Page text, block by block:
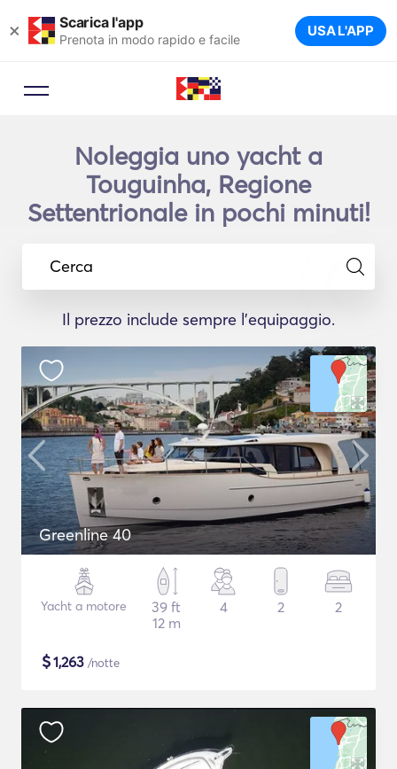
× Scarica l'app
Prenota in modo rapido e facile USA L'APP
Noleggia uno yacht a
Touguinha, Regione
Settentrionale in pochi minuti!
Cerca
Il prezzo include sempre l'equipaggio.
Greenline 40
Yacht a motore
39 ft
12 m
4 2 2
$1,263 /notte